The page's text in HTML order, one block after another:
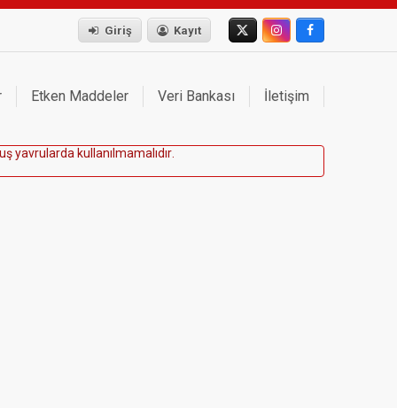
Giriş Kayıt
Etken Maddeler Veri Bankası İletişim
uşyavru arda ku anı mama ıdır